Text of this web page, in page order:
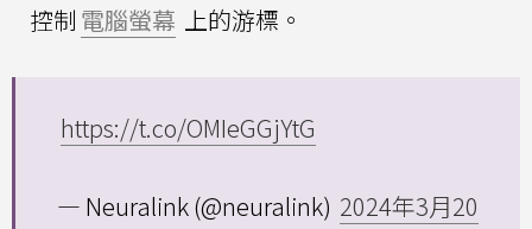
控制 電腦螢幕 上的游標。
https://t.co/OMIeGGjYtG
— Neuralink (@neuralink) 2024年3月20